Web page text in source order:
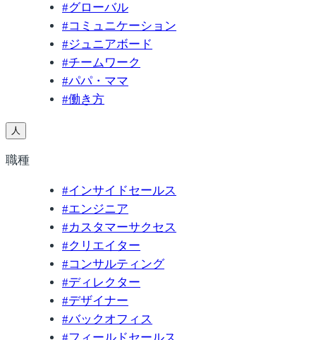
#グローバル
#コミュニケーション
#ジュニアボード
#チームワーク
#パパ・ママ
#働き方
人
職種
#インサイドセールス
#エンジニア
#カスタマーサクセス
#クリエイター
#コンサルティング
#ディレクター
#デザイナー
#バックオフィス
#フィールドセールス